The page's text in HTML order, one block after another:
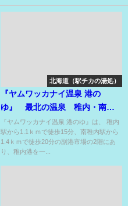
北海道（駅チカの湯処）
『ヤムワッカナイ温泉 港の
ゆ』 最北の温泉 稚内・南稚
内駅から徒歩OK！
『ヤムワッカナイ温泉 港のゆ』は、 稚内
駅から1.1ｋｍで徒歩15分、南稚内駅から
1.4ｋｍで徒歩20分の副港市場の2階にあ
り、稚内港を一...